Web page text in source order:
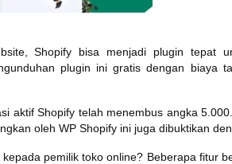
Shopify bisa menjadi plugin tepat
plugin ini gratis dengan biaya
aktif Shopify telah menembus angka
oleh WP Shopify ini juga dibuktikan
pemilik toko online? Beberapa fitur